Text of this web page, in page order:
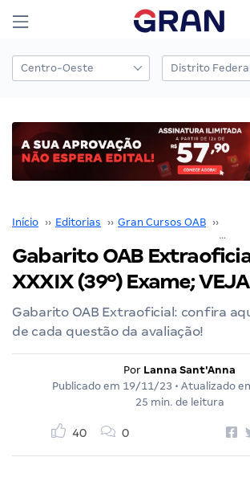
Início ›› Editorias ›› Gran Cursos OAB ››
Gabarito OAB
XXXIX (39º) Exame; VEJA
Gabarito OAB Extraoficial: confira
de cada questão da avaliação!
Por Lanna Sant'Anna
Publicado em 19/11/23 • Atualizado
25 min. de leitura
40 0